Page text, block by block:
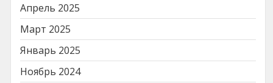
Апрель 2025
Март 2025
Январь 2025
Ноябрь 2024